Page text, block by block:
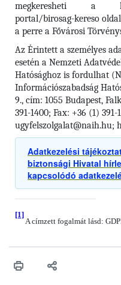
megkeresheti a
portal/birosag-kereso
a perre a Fővárosi
Az Érintett a személyes
esetén a Nemzeti
Hatósághoz is fordulhat
Információszabadság
9., cím: 1055 Budapest,
391-1400; Fax: +36 (1) 391-
ugyfelszolgalat@naih.hu;
Adatkezelési
biztonsági Hivatal
kapcsolódó
[1]
A címzett fogalmát lásd: